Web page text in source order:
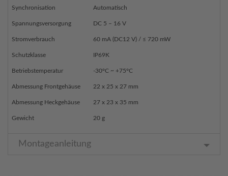
Synchronisation Automatisch
Spannungsversorgung DC 5 – 16 V
Stromverbrauch 60 mA (DC12 V) / ≤ 720 mW
Schutzklasse IP69K
Betriebstemperatur -30°C ~ +75°C
Abmessung Frontgehäuse 22 x 25 x 27 mm
Abmessung Heckgehäuse 27 x 23 x 35 mm
Gewicht 20 g
Montageanleitung